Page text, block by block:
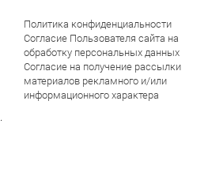
Политика конфиденциальности
Согласие Пользователя сайта на
обработку персональных данных
Согласие на получение рассылки
материалов рекламного и/или
информационного характера